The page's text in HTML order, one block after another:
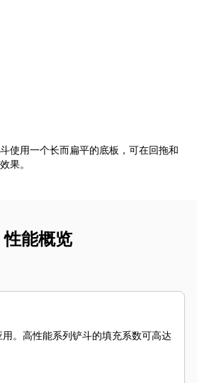
使用一个长而扁平的底板，可在回拖和
果。
性能概览
。高性能系列铲斗的填充系数可高达